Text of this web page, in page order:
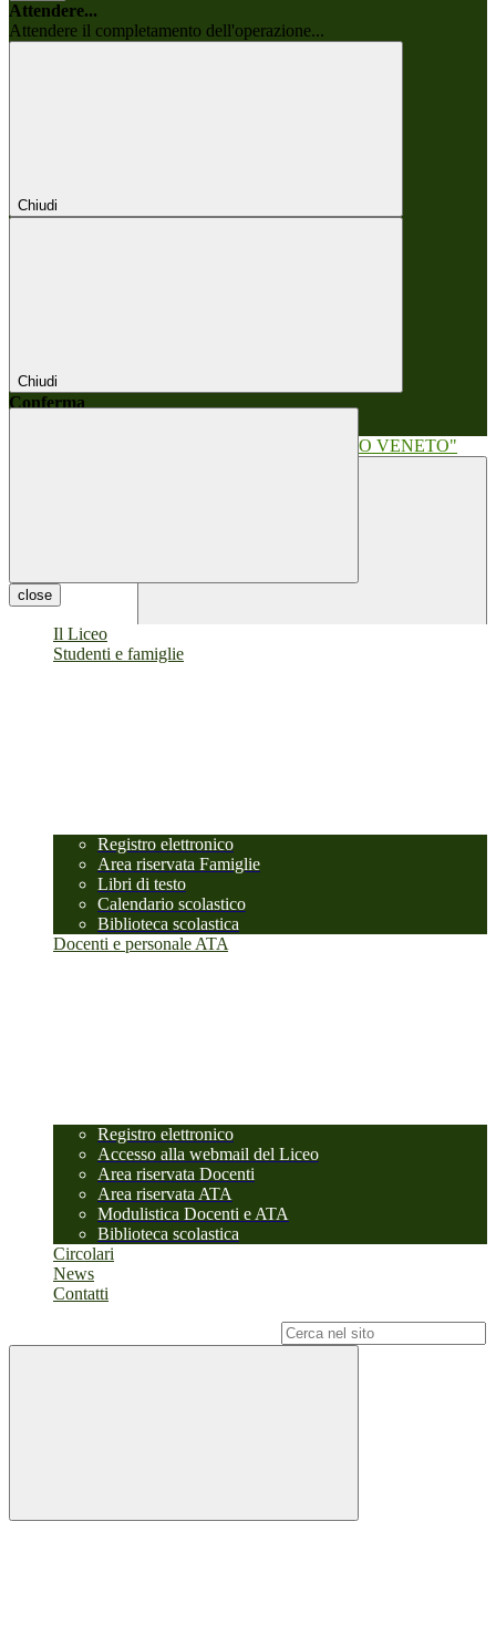
Attendere...
Attendere il completamento dell'operazione...
Chiudi
Chiudi
Conferma
close
Il Liceo
Studenti e famiglie
Registro elettronico
Area riservata Famiglie
Libri di testo
Calendario scolastico
Biblioteca scolastica
Docenti e personale ATA
Registro elettronico
Accesso alla webmail del Liceo
Area riservata Docenti
Area riservata ATA
Modulistica Docenti e ATA
Biblioteca scolastica
Circolari
News
Contatti